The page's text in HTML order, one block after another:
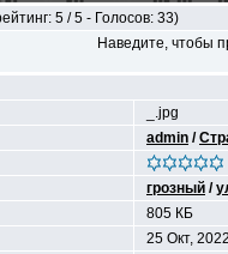
5 / 5 - Голосов: 33)
Наведите, чтобы
_.jpg
admin /
грозный /
805 КБ
25 Окт,